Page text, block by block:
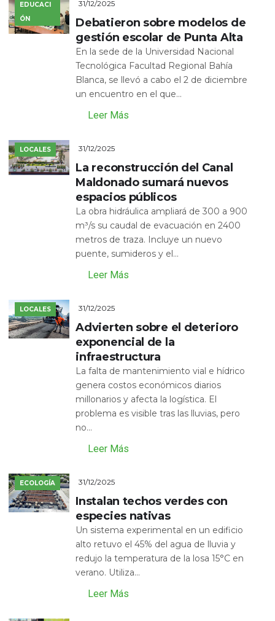
EDUCACI
ÓN
31/12/2025
Debatieron sobre modelos de
gestión escolar de Punta Alta
En la sede de la Universidad Nacional
Tecnológica Facultad Regional Bahía
Blanca, se llevó a cabo el 2 de diciembre
un encuentro en el que...
Leer Más
LOCALES 31/12/2025
La reconstrucción del Canal
Maldonado sumará nuevos
espacios públicos
La obra hidráulica ampliará de 300 a 900
m³/s su caudal de evacuación en 2400
metros de traza. Incluye un nuevo
puente, sumideros y el...
Leer Más
LOCALES 31/12/2025
Advierten sobre el deterioro
exponencial de la
infraestructura
La falta de mantenimiento vial e hídrico
genera costos económicos diarios
millonarios y afecta la logística. El
problema es visible tras las lluvias, pero
no...
Leer Más
ECOLOGÍA 31/12/2025
Instalan techos verdes con
especies nativas
Un sistema experimental en un edificio
alto retuvo el 45% del agua de lluvia y
redujo la temperatura de la losa 15°C en
verano. Utiliza...
Leer Más